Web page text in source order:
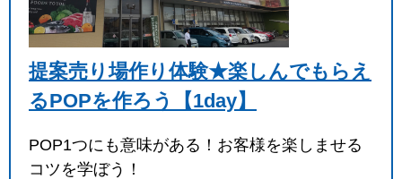
提案売り場作り体験★楽しんでもらえ
るPOPを作ろう【1day】
POP1つにも意味がある！お客様を楽しませる
コツを学ぼう！